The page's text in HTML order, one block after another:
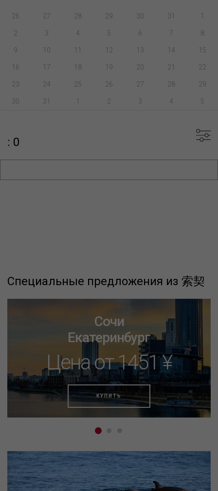
26 27 28 29 30 31 1
2 3 4 5 6 7 8
9 10 11 12 13 14 15
16 17 18 19 20 21 22
23 24 25 26 27 28 29
30 31 1 2 3 4 5
: 0
Специальные предложения из 索契
Сочи
Екатеринбург
Цена от 1451 ¥
КУПИТЬ